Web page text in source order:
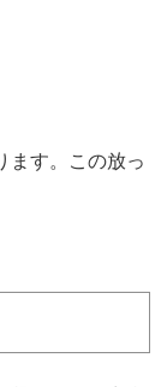
ます。この放っ